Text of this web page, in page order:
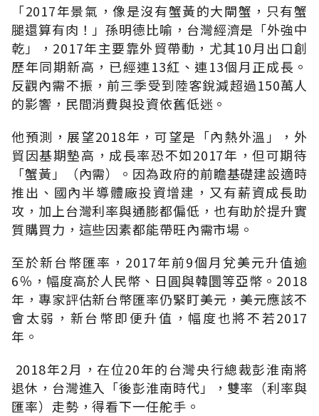
「2017年景氣，像是沒有蟹黃的大閘蟹，只有蟹
腿還算有肉！」孫明德比喻，台灣經濟是「外強中
乾」，2017年主要靠外貿帶動，尤其10月出口創
歷年同期新高，已經連13紅、連13個月正成長。
反觀內需不振，前三季受到陸客銳減超過150萬人
的影響，民間消費與投資依舊低迷。
他預測，展望2018年，可望是「內熱外溫」，外
貿因基期墊高，成長率恐不如2017年，但可期待
「蟹黃」（內需）。因為政府的前瞻基礎建設適時
推出、國內半導體廠投資增建，又有薪資成長助
攻，加上台灣利率與通膨都偏低，也有助於提升實
質購買力，這些因素都能帶旺內需市場。
至於新台幣匯率，2017年前9個月兌美元升值逾
6％，幅度高於人民幣、日圓與韓圜等亞幣。2018
年，專家評估新台幣匯率仍緊盯美元，美元應該不
會太弱，新台幣即便升值，幅度也將不若2017
年。
2018年2月，在位20年的台灣央行總裁彭淮南將
退休，台灣進入「後彭淮南時代」，雙率（利率與
匯率）走勢，得看下一任舵手。